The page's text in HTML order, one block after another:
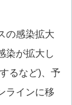
の感染拡大
染が拡大し
るなど)、予
ラインに移